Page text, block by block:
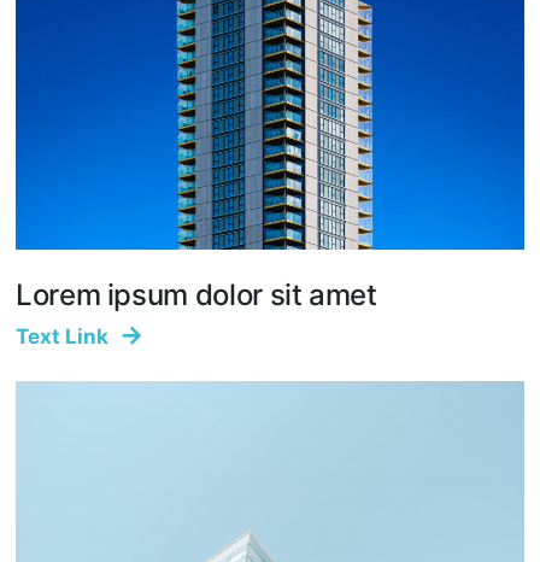
Lorem ipsum dolor sit amet
Text Link